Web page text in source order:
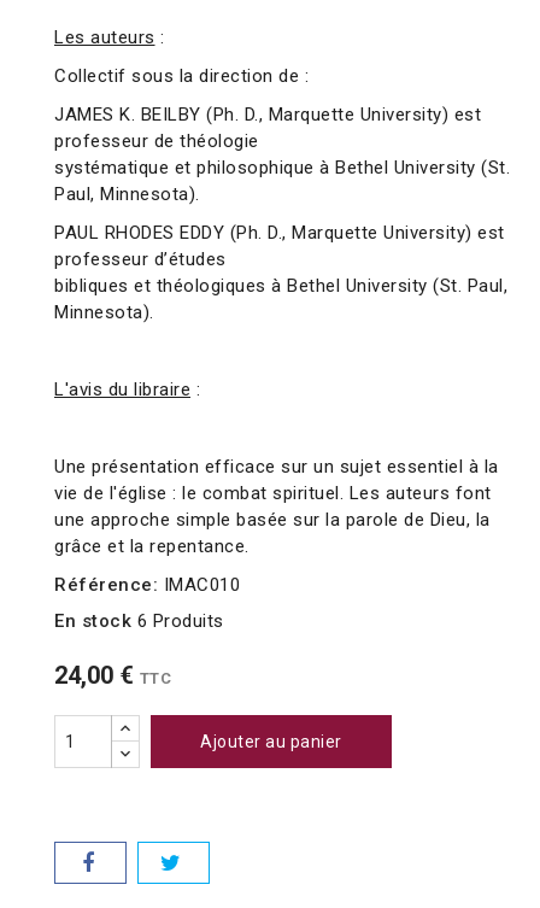
Les auteurs :
Collectif sous la direction de :
JAMES K. BEILBY (Ph. D., Marquette University) est
professeur de théologie
systématique et philosophique à Bethel University (St.
Paul, Minnesota).
PAUL RHODES EDDY (Ph. D., Marquette University) est
professeur d’études
bibliques et théologiques à Bethel University (St. Paul,
Minnesota).
L'avis du libraire :
Une présentation efficace sur un sujet essentiel à la
vie de l'église : le combat spirituel. Les auteurs font
une approche simple basée sur la parole de Dieu, la
grâce et la repentance.
Référence: IMAC010
En stock 6 Produits
24,00 € TTC
Ajouter au panier